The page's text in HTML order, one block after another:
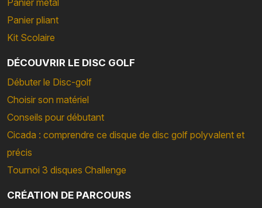
Panier métal
Panier pliant
Kit Scolaire
DÉCOUVRIR LE DISC GOLF
Débuter le Disc-golf
Choisir son matériel
Conseils pour débutant
Cicada : comprendre ce disque de disc golf polyvalent et
précis
Tournoi 3 disques Challenge
CRÉATION DE PARCOURS